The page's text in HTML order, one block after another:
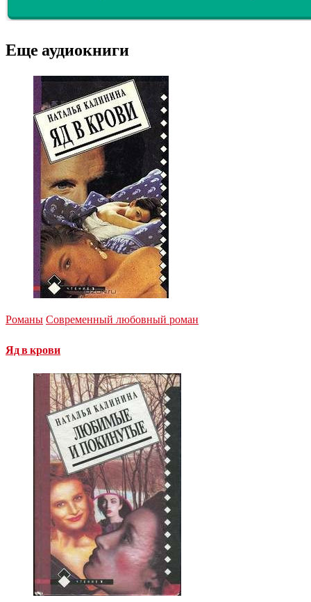
Еще аудиокниги
Романы Современный любовный роман
Яд в крови